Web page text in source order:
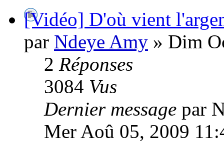
[Vidéo] D'où vient
par Ndeye Amy » Dim
2 Réponses
3084 Vus
Dernier message par
Mer Aoû 05, 2009